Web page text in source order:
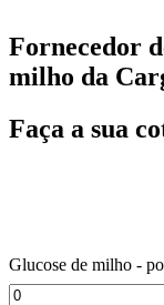
Fornecedor
milho da
Faça a sua
Glucose de milho -